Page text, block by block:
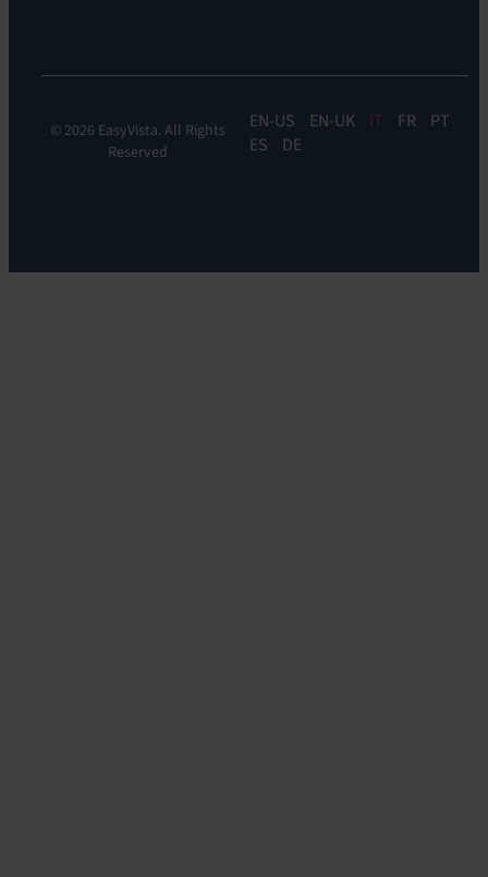
© 2026 EasyVista. All Rights
Reserved
EN EN-UK IT FR
PT
ES
DE